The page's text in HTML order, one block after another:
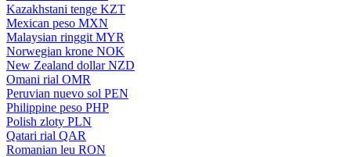
Kazakhstani tenge KZT
Mexican peso MXN
Malaysian ringgit MYR
Norwegian krone NOK
New Zealand dollar NZD
Omani rial OMR
Peruvian nuevo sol PEN
Philippine peso PHP
Polish zloty PLN
Qatari rial QAR
Romanian leu RON